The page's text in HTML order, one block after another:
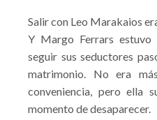
Salir con Leo Marakaios
Y Margo Ferrars estuvo
seguir sus seductores
matrimonio. No era
conveniencia, pero ella
momento de desaparecer.